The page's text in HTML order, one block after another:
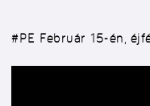
#PE Február 15-én,